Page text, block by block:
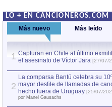
LO + EN CANCIONEROS.COM
Más nuevo Más leído
1 Capturan en Chile al último
el asesinato de Víctor Jara [27/07/
2
La comparsa Bantú celebra su
mayor desfile de llamadas de
hecho fuera de Uruguay [25/07/
por Manel Gausachs